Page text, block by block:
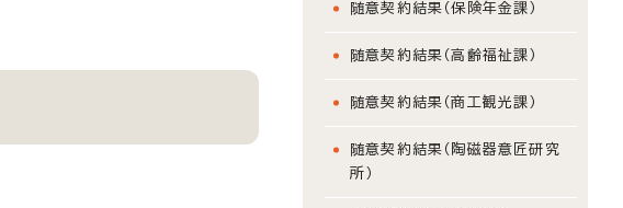
随意契約結果（保険年金課）
随意契約結果（高齢福祉課）
随意契約結果（商工観光課）
随意契約結果（陶磁器意匠研究
所）